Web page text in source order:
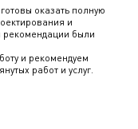
оказать полную
и
рекомендации были
и рекомендуем
работ и услуг.